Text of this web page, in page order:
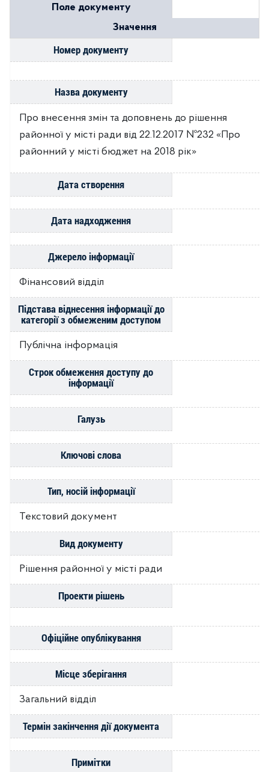
Поле документу
Значення
Номер документу
Назва документу
Про внесення змін та доповнень до рішення
районної у місті ради від 22.12.2017 №232 «Про
районний у місті бюджет на 2018 рік»
Дата створення
Дата надходження
Джерело інформації
Фінансовий відділ
Підстава віднесення інформації до
категорії з обмеженим доступом
Публічна інформація
Строк обмеження доступу до
інформації
Галузь
Ключові слова
Тип, носій інформації
Текстовий документ
Вид документу
Рішення районної у місті ради
Проекти рішень
Офіційне опублікування
Місце зберігання
Загальний відділ
Термін закінчення дії документа
Примітки